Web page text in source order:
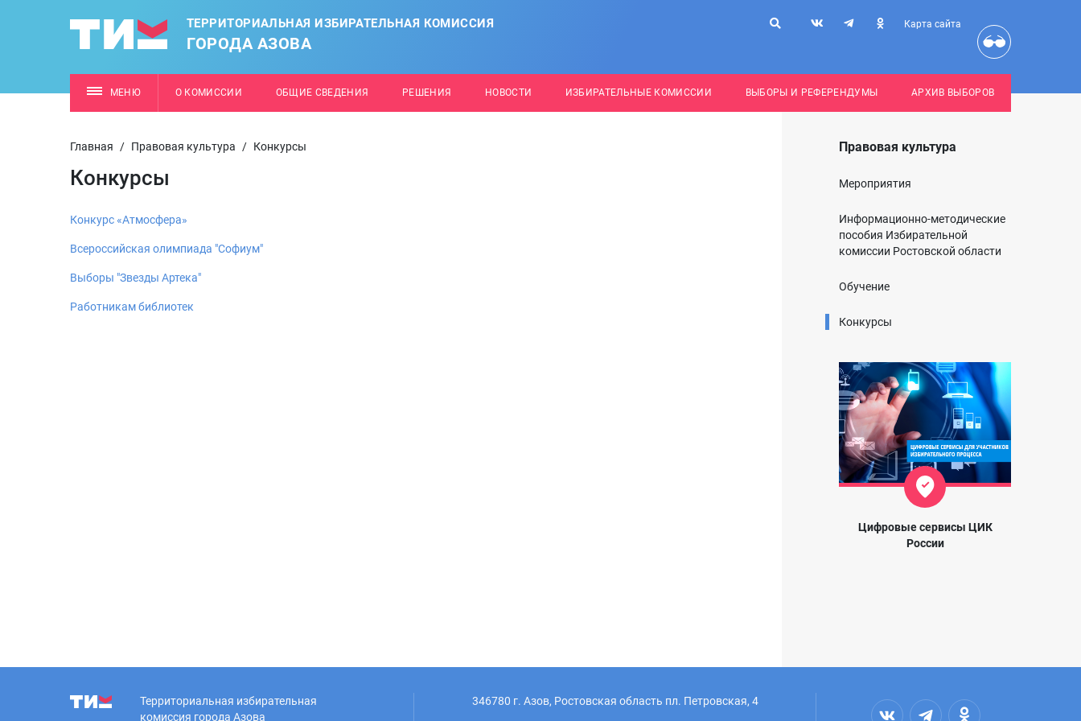
ТЕРРИТОРИАЛЬНАЯ ИЗБИРАТЕЛЬНАЯ КОМИССИЯ
ГОРОДА АЗОВА
Карта сайта
МЕНЮ О КОМИССИИ ОБЩИЕ СВЕДЕНИЯ РЕШЕНИЯ НОВОСТИ ИЗБИРАТЕЛЬНЫЕ КОМИССИИ ВЫБОРЫ И РЕФЕРЕНДУМЫ АРХИВ ВЫБОРОВ
Главная / Правовая культура / Конкурсы
Конкурсы
Конкурс «Атмосфера»
Всероссийская олимпиада "Софиум"
Выборы "Звезды Артека"
Работникам библиотек
Правовая культура
Мероприятия
Информационно-методические
пособия Избирательной
комиссии Ростовской области
Обучение
Конкурсы
Цифровые сервисы ЦИК
России
Территориальная избирательная
комиссия города Азова
346780 г. Азов, Ростовская область пл. Петровская, 4